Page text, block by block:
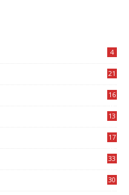
4
21
16
13
17
33
30